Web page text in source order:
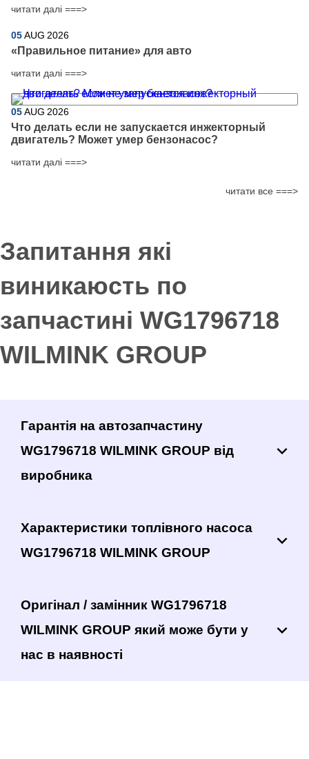
читати далі ===>
05AUG 2026
​«Правильное питание» для авто
читати далі ===>
05AUG 2026
Что делать если не запускается инжекторный
двигатель? Может умер бензонасос?
читати далі ===>
читати все ===>
Запитання які
виникаюсть по
запчастині WG1796718
WILMINK GROUP
Гарантія на автозапчастину
WG1796718 WILMINK GROUP від
виробника
Характеристики топлівного насоса
WG1796718 WILMINK GROUP
Оригінал / замінник WG1796718
WILMINK GROUP який може бути у
нас в наявності